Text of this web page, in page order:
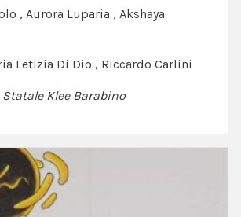
, Aurora Luparia , Akshaya
Letizia Di Dio , Riccardo Carlini
Klee Barabino